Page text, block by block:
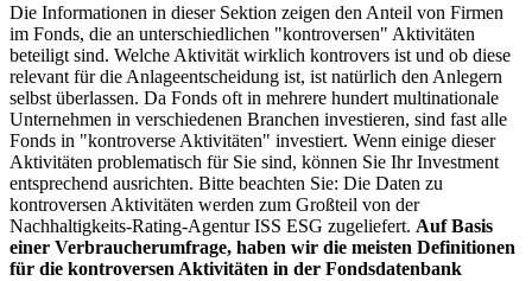
Die Informationen in dieser Sektion zeigen den Anteil von Firmen
im Fonds, die an unterschiedlichen "kontroversen" Aktivitäten
beteiligt sind. Welche Aktivität wirklich kontrovers ist und ob diese
relevant für die Anlageentscheidung ist, ist natürlich den Anlegern
selbst überlassen. Da Fonds oft in mehrere hundert multinationale
Unternehmen in verschiedenen Branchen investieren, sind fast alle
Fonds in "kontroverse Aktivitäten" investiert. Wenn einige dieser
Aktivitäten problematisch für Sie sind, können Sie Ihr Investment
entsprechend ausrichten. Bitte beachten Sie: Die Daten zu
kontroversen Aktivitäten werden zum Großteil von der
Nachhaltigkeits-Rating-Agentur ISS ESG zugeliefert. Auf Basis
einer Verbraucherumfrage, haben wir die meisten Definitionen
für die kontroversen Aktivitäten in der Fondsdatenbank